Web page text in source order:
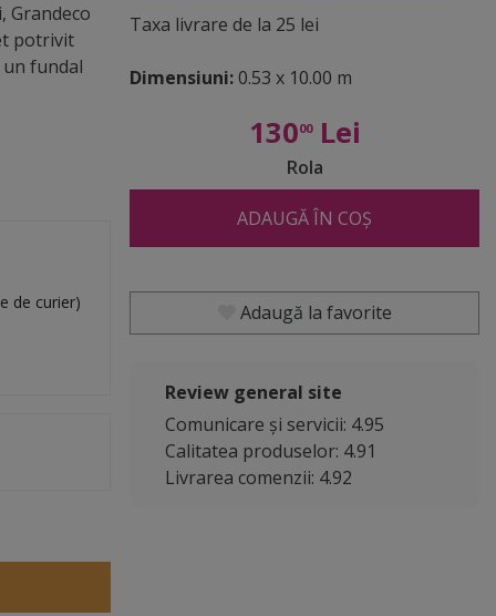
Grandeco
potrivit
fundal
de curier)
Taxa livrare de la 25 lei
Dimensiuni:0.53 x 10.00 m
13000Lei
Rola
ADAUGĂ ÎN COȘ
Adaugă la favorite
Review general site
Comunicare și servicii: 4.95
Calitatea produselor: 4.91
Livrarea comenzii: 4.92